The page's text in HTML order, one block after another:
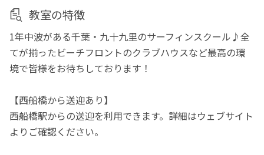
教室の特徴
1年中波がある千葉・九十九里のサーフィンスクール♪全
てが揃ったビーチフロントのクラブハウスなど最高の環
境で皆様をお待ちしております！
【西船橋から送迎あり】
西船橋駅からの送迎を利用できます。詳細はウェブサイト
よりご確認ください。